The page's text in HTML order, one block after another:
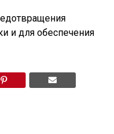
и для обеспечения